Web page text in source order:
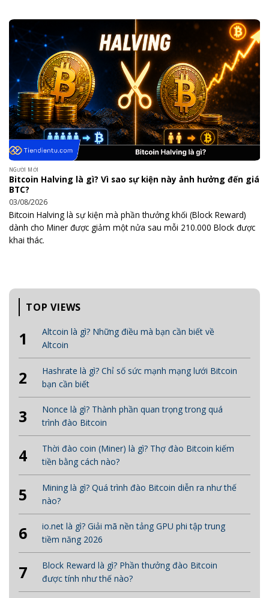
NGƯỜI MỚI
Bitcoin Halving là gì? Vì sao sự kiện này ảnh hưởng đến giá
BTC?
03/08/2026
Bitcoin Halving là sự kiện mà phần thưởng khối (Block Reward)
dành cho Miner được giảm một nửa sau mỗi 210.000 Block được
khai thác.
TOP VIEWS
1
Altcoin là gì? Những điều mà bạn cần biết về
Altcoin
2
Hashrate là gì? Chỉ số sức mạnh mạng lưới Bitcoin
bạn cần biết
3
Nonce là gì? Thành phần quan trọng trong quá
trình đào Bitcoin
4
Thời đào coin (Miner) là gì? Thợ đào Bitcoin kiếm
tiền bằng cách nào?
5
Mining là gì? Quá trình đào Bitcoin diễn ra như thế
nào?
6
io.net là gì? Giải mã nền tảng GPU phi tập trung
tiềm năng 2026
7
Block Reward là gì? Phần thưởng đào Bitcoin
được tính như thế nào?